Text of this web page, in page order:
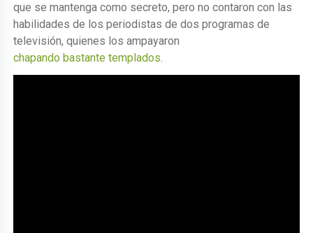
que se mantenga como secreto, pero no contaron con las
habilidades de los periodistas de dos programas de
televisión, quienes los ampayaron
chapando bastante templados.